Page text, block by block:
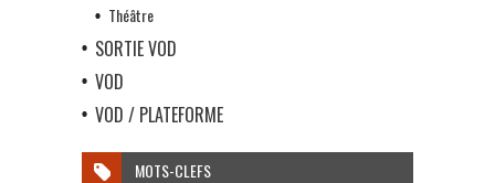
Théâtre
SORTIE VOD
VOD
VOD / PLATEFORME
MOTS-CLEFS